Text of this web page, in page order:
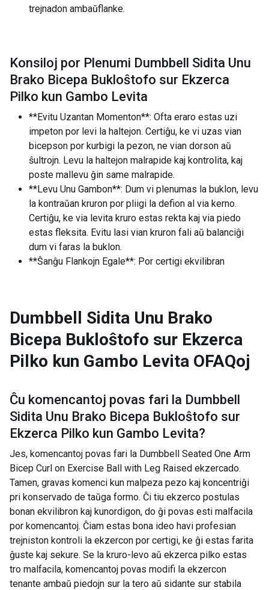
trejnadon ambaŭflanke.
Konsiloj por Plenumi Dumbbell Sidita Unu
Brako Bicepa Bukloŝtofo sur Ekzerca
Pilko kun Gambo Levita
**Evitu Uzantan Momenton**: Ofta eraro estas uzi
impeton por levi la haltejon. Certiĝu, ke vi uzas vian
bicepson por kurbigi la pezon, ne vian dorson aŭ
ŝultrojn. Levu la haltejon malrapide kaj kontrolita, kaj
poste mallevu ĝin same malrapide.
**Levu Unu Gambon**: Dum vi plenumas la buklon, levu
la kontraŭan kruron por pliigi la defion al via kerno.
Certiĝu, ke via levita kruro estas rekta kaj via piedo
estas fleksita. Evitu lasi vian kruron fali aŭ balanciĝi
dum vi faras la buklon.
**Ŝanĝu Flankojn Egale**: Por certigi ekvilibran
Dumbbell Sidita Unu Brako
Bicepa Bukloŝtofo sur Ekzerca
Pilko kun Gambo Levita OFAQoj
Ĉu komencantoj povas fari la Dumbbell
Sidita Unu Brako Bicepa Bukloŝtofo sur
Ekzerca Pilko kun Gambo Levita?
Jes, komencantoj povas fari la Dumbbell Seated One Arm
Bicep Curl on Exercise Ball with Leg Raised ekzercado.
Tamen, gravas komenci kun malpeza pezo kaj koncentriĝi
pri konservado de taŭga formo. Ĉi tiu ekzerco postulas
bonan ekvilibron kaj kunordigon, do ĝi povas esti malfacila
por komencantoj. Ĉiam estas bona ideo havi profesian
trejniston kontroli la ekzercon por certigi, ke ĝi estas farita
ĝuste kaj sekure. Se la kruro-levo aŭ ekzerca pilko estas
tro malfacila, komencantoj povas modifi la ekzercon
tenante ambaŭ piedojn sur la tero aŭ sidante sur stabila